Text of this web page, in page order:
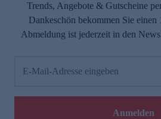
Trends, Angebote & Gutscheine
Dankeschön bekommen Sie
Abmeldung ist jederzeit in den
E-Mail-Adresse eingeben
Anmelden